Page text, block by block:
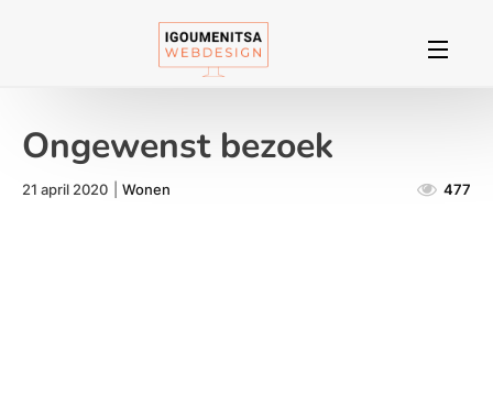
Ongewenst bezoek
21 april 2020 Wonen 477